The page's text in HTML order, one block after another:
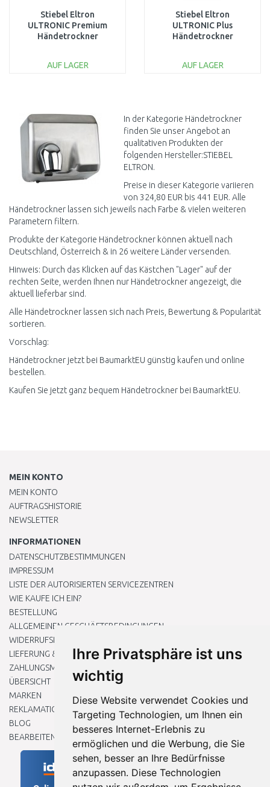
Ihre Privatsphäre ist uns
wichtig
Diese Website verwendet Cookies und
Targeting Technologien, um Ihnen ein
besseres Internet-Erlebnis zu
ermöglichen und die Werbung, die Sie
sehen, besser an Ihre Bedürfnisse
anzupassen. Diese Technologien
Stiebel Eltron
ULTRONIC Premium
Händetrockner
AUF LAGER
Vergleichen
Stiebel Eltron
ULTRONIC Plus
Händetrockner
AUF LAGER
Vergleichen
In der Kategorie Händetrockner
finden Sie unser Angebot an
qualitativen Produkten der
folgenden Hersteller:STIEBEL
ELTRON.
Preise in dieser Kategorie variieren
von 324,80 EUR bis 441 EUR. Alle
Händetrockner lassen sich jeweils nach Farbe & vielen weiteren
Parametern filtern.
Produkte der Kategorie Händetrockner können aktuell nach
Deutschland, Österreich & in 26 weitere Länder versenden.
Hinweis: Durch das Klicken auf das Kästchen "Lager" auf der
rechten Seite, werden Ihnen nur Händetrockner angezeigt, die
aktuell lieferbar sind.
Alle Händetrockner lassen sich nach Preis, Bewertung & Popularität
sortieren.
Vorschlag:
Händetrockner jetzt bei BaumarktEU günstig kaufen und online
bestellen.
Kaufen Sie jetzt ganz bequem Händetrockner bei BaumarktEU.
MEIN KONTO
MEIN KONTO
AUFTRAGSHISTORIE
NEWSLETTER
INFORMATIONEN
DATENSCHUTZBESTIMMUNGEN
IMPRESSUM
LISTE DER AUTORISIERTEN SERVICEZENTREN
WIE KAUFE ICH EIN?
BESTELLUNG
ALLGEMEINEN GESCHÄFTSBEDINGUNGEN
WIDERRUFSRECHT
LIEFERUNG & ZAHLUNG
ZAHLUNGSMETHODEN
ÜBERSICHT
MARKEN
REKLAMATIONEN UND RETOUREN
BLOG
BEARBEITEN SIE MEINE COOKIE-EINSTELLUNGEN